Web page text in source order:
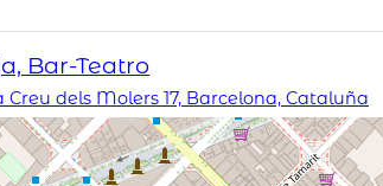
Bar-Teatro
Creu dels Molers 17, Barcelona, Cataluña